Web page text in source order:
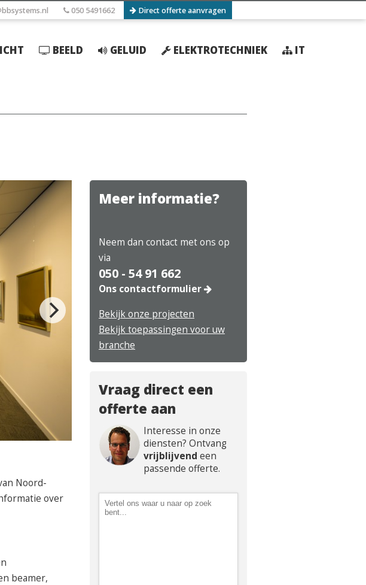
050 5491662 Direct offerte aanvragen
662
BEELD GELUID ELEKTROTECHNIEK IT
Noord-
over
beamer,
Meer informatie?
Neem dan contact met ons op
via
050 - 54 91 662
Ons contactformulier
Bekijk onze projecten
Bekijk toepassingen voor uw
branche
Vraag direct een
offerte aan
Interesse in onze
diensten? Ontvang
vrijblijvend een
passende offerte.